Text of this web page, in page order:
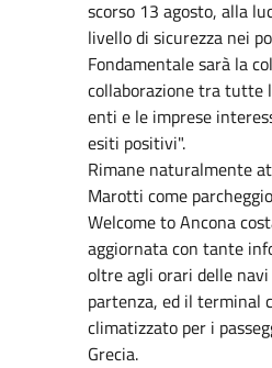
scorso 13 agosto, alla
livello di sicurezza nei
Fondamentale sarà la
collaborazione tra tutte
enti e le imprese
esiti positivi".
Rimane naturalmente
Marotti come
Welcome to Ancona
aggiornata con tante
oltre agli orari delle
partenza, ed il terminal
climatizzato per i
Grecia.